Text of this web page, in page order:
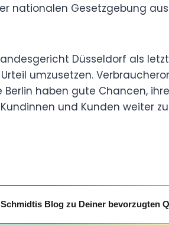
nationalen Gesetzgebung
Düsseldorf als
umzusetzen.
Berlin haben gute Chancen,
und Kunden weiter
Schmidtis Blog zu Deiner bevorzugten